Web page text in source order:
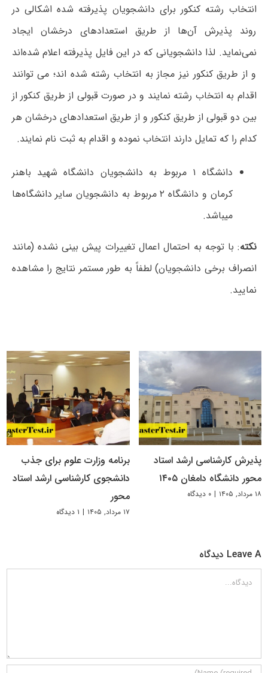
انتخاب رشته کنکور برای دانشجویان پذیرفته شده اشکالی در
روند پذیرش آن‌ها از طریق استعدادهای درخشان ایجاد
نمی‌نماید. لذا دانشجویانی که در این فایل پذیرفته اعلام شده‌اند
و از طریق کنکور نیز مجاز به انتخاب رشته شده اند؛ می توانند
اقدام به انتخاب رشته نمایند و در صورت قبولی از طریق کنکور از
بین دو قبولی از طریق کنکور و از طریق استعدادهای درخشان هر
کدام را که تمایل دارند انتخاب نموده و اقدام به ثبت نام نمایند.
دانشگاه ۱ مربوط به دانشجویان دانشگاه شهید باهنر
کرمان و دانشگاه ۲ مربوط به دانشجویان سایر دانشگاه‌ها
میباشد.
نکته: با توجه به احتمال اعمال تغییرات پیش بینی نشده (مانند
انصراف برخی دانشجویان) لطفاً به طور مستمر نتایج را مشاهده
نمایید.
پذیرش کارشناسی ارشد استاد
محور دانشگاه دامغان ۱۴۰۵
۱۸ مرداد, ۱۴۰۵ | ۰ دیدگاه
برنامه وزارت علوم برای جذب
دانشجوی کارشناسی ارشد استاد
محور
۱۷ مرداد, ۱۴۰۵ | ۱ دیدگاه
Leave A دیدگاه
دیدگاه